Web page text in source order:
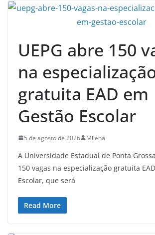
UEPG abre 150
na
gratuita EAD em
Gestão Escolar
5 de agosto de 2026 Milena
A Universidade Estadual de Ponta
150 vagas na especialização gratuita
Escolar, que será
Read More